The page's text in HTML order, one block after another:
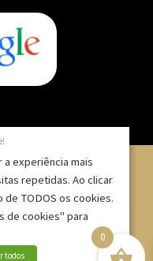
0
experiência mais
repetidas. Ao clicar
de TODOS os cookies.
de cookies" para
todos